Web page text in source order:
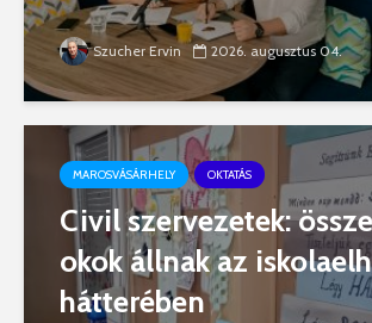
Szucher Ervin 2026. augusztus 04.
MAROSVÁSÁRHELY OKTATÁS
Civil szervezetek:
okok állnak az
hátterében